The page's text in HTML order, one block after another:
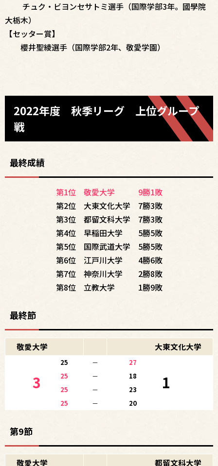
チュク・ビヨンセサトミ選手（国際学部3年。國學院
大栃木）
【セッター賞】
櫻井聖綾選手（国際学部2年、敬愛学園）
2022年度 秋季リーグ 上位グループ
戦
最終成績
第1位 敬愛大学 9勝1敗
第2位 大東文化大学 7勝3敗
第3位 都留文科大学 7勝3敗
第4位 早稲田大学 5勝5敗
第5位 国際武道大学 5勝5敗
第6位 江戸川大学 4勝6敗
第7位 神奈川大学 2勝8敗
第8位 立教大学 1勝9敗
最終節
敬愛大学 大東文化大学
3
25 － 27
1
25 －
18
25
－
23
25
－ 20
第9節
敬愛大学 都留文科大学